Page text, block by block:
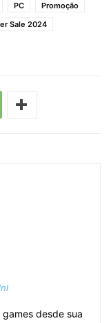
PC
Promoção
Sale 2024
desde sua